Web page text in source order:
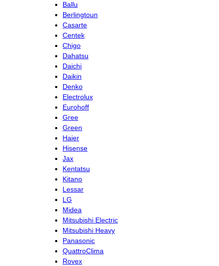
Ballu
Berlingtoun
Casarte
Centek
Chigo
Dahatsu
Daichi
Daikin
Denko
Electrolux
Eurohoff
Gree
Green
Haier
Hisense
Jax
Kentatsu
Kitano
Lessar
LG
Midea
Mitsubishi Electric
Mitsubishi Heavy
Panasonic
QuattroClima
Rovex